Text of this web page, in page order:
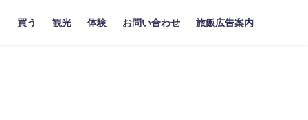
買う 観光 体験 お問い合わせ 旅飯広告案内